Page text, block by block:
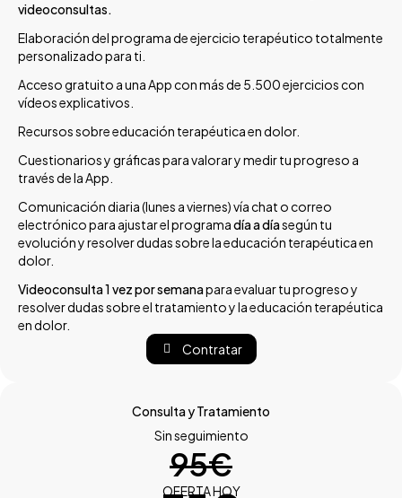
videoconsultas.
Elaboración del programa de ejercicio terapéutico totalmente
personalizado para ti.
Acceso gratuito a una App con más de 5.500 ejercicios con
vídeos explicativos.
Recursos sobre educación terapéutica en dolor.
Cuestionarios y gráficas para valorar y medir tu progreso a
través de la App.
Comunicación diaria (lunes a viernes) vía chat o correo
electrónico para ajustar el programadía a díasegún tu
evolución y resolver dudas sobre la educación terapéutica en
dolor.
Videoconsulta 1 vez por semanapara evaluar tu progreso y
resolver dudas sobre el tratamiento y la educación terapéutica
en dolor.
Contratar
Consulta y Tratamiento
Sin seguimiento
95€
OFERTA HOY